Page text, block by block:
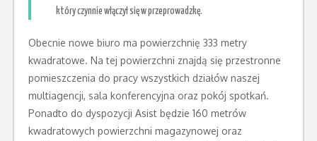
który czynnie włączył się w przeprowadzkę.
Obecnie nowe biuro ma powierzchnię 333 metry
kwadratowe. Na tej powierzchni znajdą się przestronne
pomieszczenia do pracy wszystkich działów naszej
multiagencji, sala konferencyjna oraz pokój spotkań.
Ponadto do dyspozycji Asist będzie 160 metrów
kwadratowych powierzchni magazynowej oraz